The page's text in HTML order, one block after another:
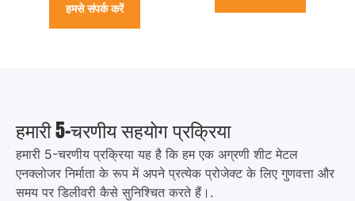
हमसे संपर्क करें
हमारी 5-चरणीय सहयोग प्रक्रिया
हमारी 5-चरणीय प्रक्रिया यह है कि हम एक अग्रणी शीट मेटल
एनक्लोजर निर्माता के रूप में अपने प्रत्येक प्रोजेक्ट के लिए गुणवत्ता और
समय पर डिलीवरी कैसे सुनिश्चित करते हैं।.